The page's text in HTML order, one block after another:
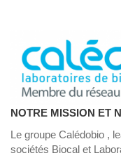
NOTRE MISSION ET
Le groupe Calédobio ,
sociétés Biocal et